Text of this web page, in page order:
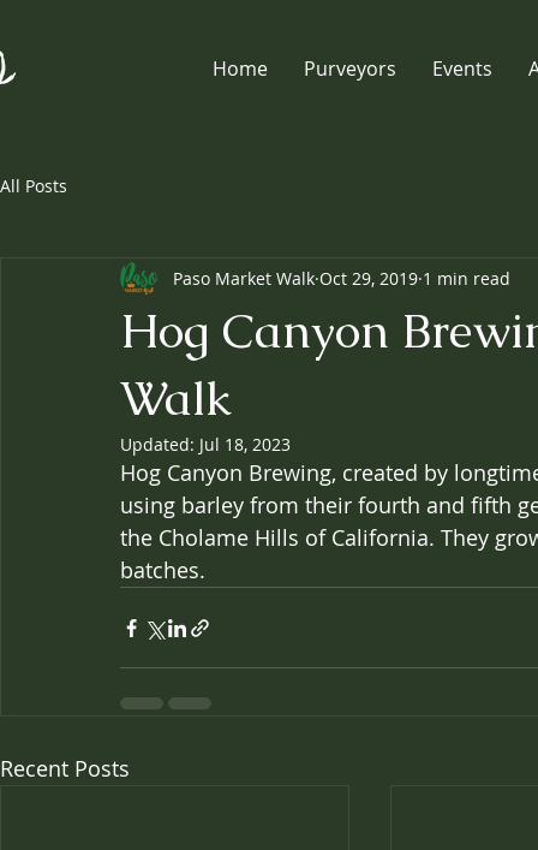
Home Purveyors Events
All Posts
Hog Canyon
Walk
Paso Market Walk Oct 29, 2019 1 min read
Updated: Jul 18, 2023
Hog Canyon Brewing, created by
using barley from their fourth and fifth
the Cholame Hills of California. They
batches.
Recent Posts